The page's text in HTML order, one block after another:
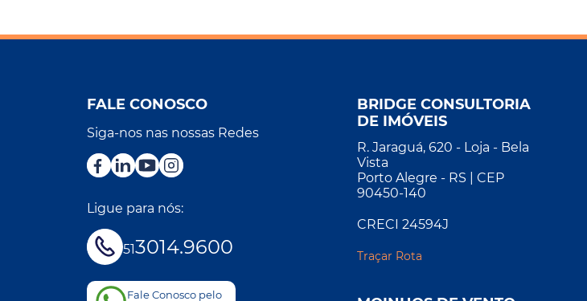
FALE CONOSCO
Siga-nos nas nossas Redes
Ligue para nós:
513014.9600
Fale Conosco pelo
BRIDGE CONSULTORIA
DE IMÓVEIS
R. Jaraguá, 620 - Loja - Bela
Vista
Porto Alegre - RS | CEP
90450-140
CRECI 24594J
Traçar Rota